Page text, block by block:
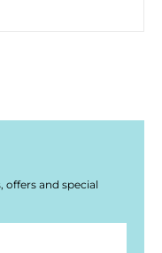
offers and special